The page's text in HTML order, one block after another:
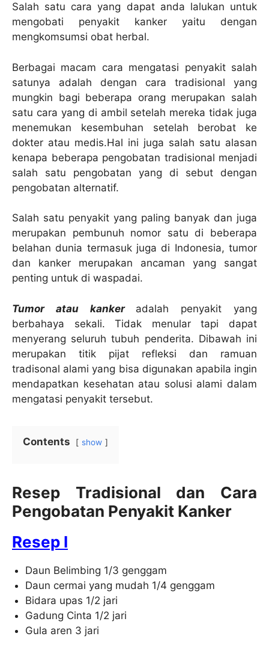
Salah satu cara yang dapat anda lalukan untuk
mengobati penyakit kanker yaitu dengan
mengkomsumsi obat herbal.
Berbagai macam cara mengatasi penyakit salah
satunya adalah dengan cara tradisional yang
mungkin bagi beberapa orang merupakan salah
satu cara yang di ambil setelah mereka tidak juga
menemukan kesembuhan setelah berobat ke
dokter atau medis.Hal ini juga salah satu alasan
kenapa beberapa pengobatan tradisional menjadi
salah satu pengobatan yang di sebut dengan
pengobatan alternatif.
Salah satu penyakit yang paling banyak dan juga
merupakan pembunuh nomor satu di beberapa
belahan dunia termasuk juga di Indonesia, tumor
dan kanker merupakan ancaman yang sangat
penting untuk di waspadai.
Tumor atau kanker
adalah penyakit yang
berbahaya sekali. Tidak menular tapi dapat
menyerang seluruh tubuh penderita. Dibawah ini
merupakan titik pijat refleksi dan ramuan
tradisonal alami yang bisa digunakan apabila ingin
mendapatkan kesehatan atau solusi alami dalam
mengatasi penyakit tersebut.
Contents show
Resep Tradisional dan Cara
Pengobatan Penyakit Kanker
Resep I
Daun Belimbing 1/3 genggam
Daun cermai yang mudah 1/4 genggam
Bidara upas 1/2 jari
Gadung Cinta 1/2 jari
Gula aren 3 jari